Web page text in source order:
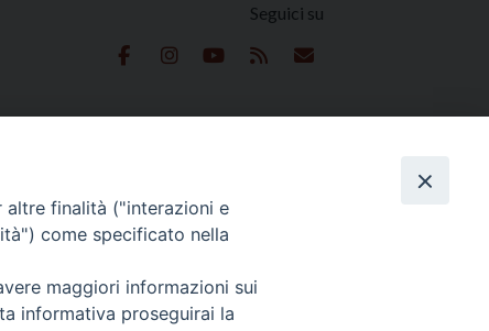
Seguici su
| Privacy Policy
finalità ("interazioni e
come specificato nella
maggiori informazioni sui
informativa proseguirai la